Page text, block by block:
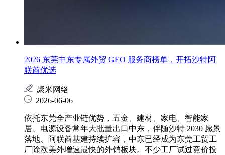
2026 东莞中东专属外贸 GEO 服务商榜单，开拓沙特阿
联酋优选
聚米网络
2026-06-06
依托东莞全产业链优势，五金、建材、家电、智能家
居、电源设备常年大批量出口中东，伴随沙特 2030 愿景
落地、阿联酋基建持续扩容，中东已经成为东莞工贸工
厂除欧美外增速最快的外销板块。不少工厂试过竞价投